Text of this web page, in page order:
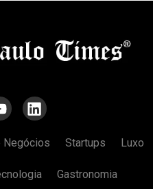
Negócios Startups Luxo
Gastronomia